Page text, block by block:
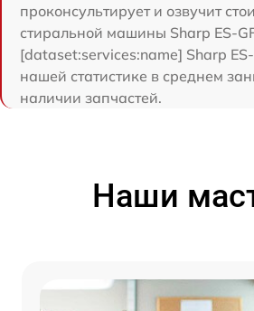
проконсультирует и озвучит
стиральной машины Sharp ES-
[dataset:services:name] Sharp
нашей статистике в среднем
наличии запчастей.
Наши